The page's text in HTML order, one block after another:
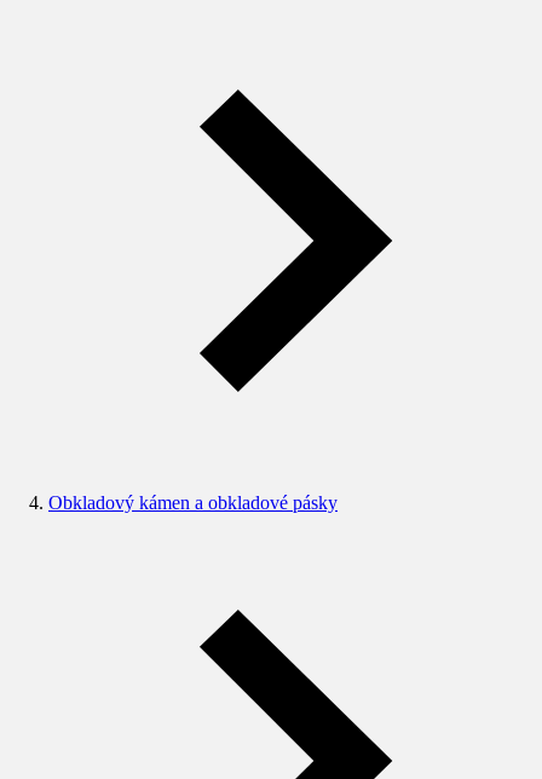
Obkladový kámen a obkladové pásky